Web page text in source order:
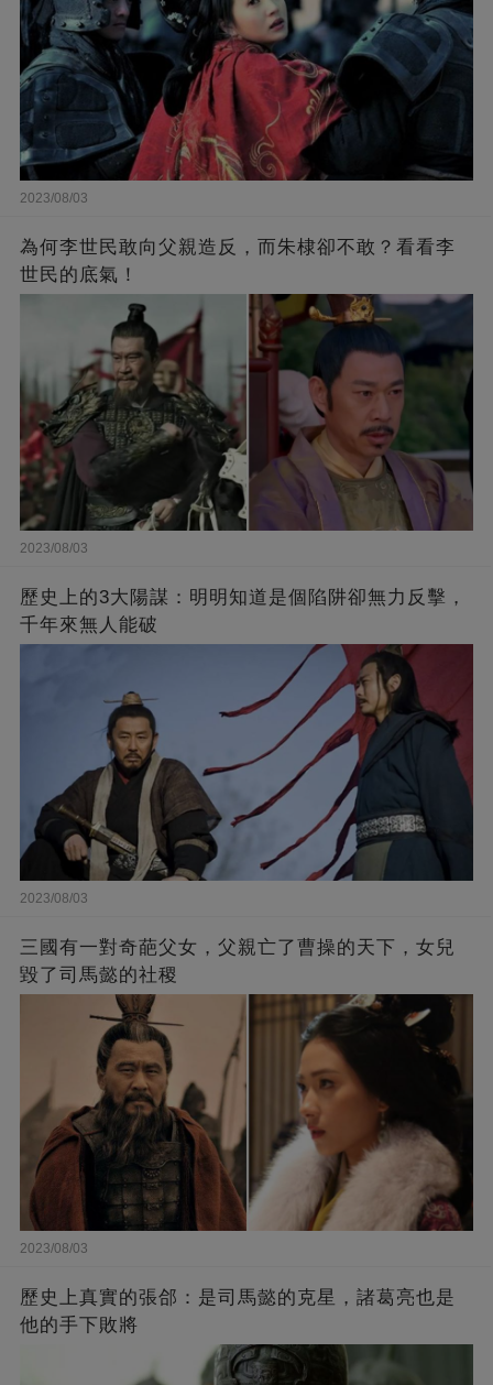
2023/08/03
為何李世民敢向父親造反，而朱棣卻不敢？看看李
世民的底氣！
2023/08/03
歷史上的3大陽謀：明明知道是個陷阱卻無力反擊，
千年來無人能破
2023/08/03
三國有一對奇葩父女，父親亡了曹操的天下，女兒
毀了司馬懿的社稷
2023/08/03
歷史上真實的張郃：是司馬懿的克星，諸葛亮也是
他的手下敗將